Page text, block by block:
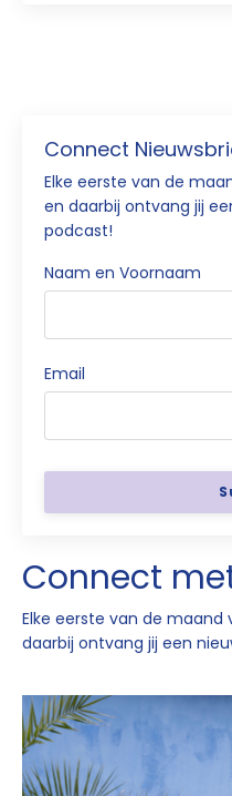
Connect
Elke eerste van de
en daarbij ontvang jij
podcast!
Naam en Voornaam
Email
Connect
Elke eerste van de maand
daarbij ontvang jij een